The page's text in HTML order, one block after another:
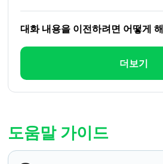
대화 내용을 이전하려면 어떻게
더보기
도움말 가이드